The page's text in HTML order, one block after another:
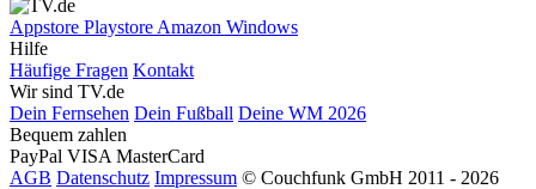
Appstore Playstore Amazon Windows
Hilfe
Häufige Fragen Kontakt
Wir sind TV.de
Dein Fernsehen Dein Fußball Deine WM 2026
Bequem zahlen
PayPal VISA MasterCard
AGB Datenschutz Impressum © Couchfunk GmbH 2011 - 2026